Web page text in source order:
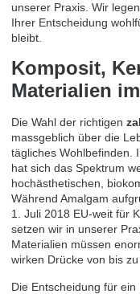
unserer Praxis . Wir
Ihrer Entscheidung
bleibt.
Komposit,
Materialien
Die Wahl der richtigen
massgeblich über die
tägliches Wohlbefinden.
hat sich das Spektrum
hochästhetischen,
Während Amalgam
1. Juli 2018 EU-weit für
setzen wir in unserer
Materialien müssen
wirken Drücke von bis
Die Entscheidung für